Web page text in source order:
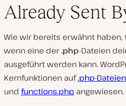
Already Sent
Wie wir bereits erwähnt haben,
wenn eine der.php-Dateien
ausgeführt werden kann.
Kernfunktionen auf.php-Dateien
und functions.php angewiesen.